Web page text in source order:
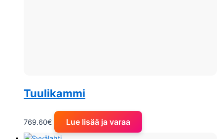
Tuulikammi
769.60€ Lue lisää ja varaa